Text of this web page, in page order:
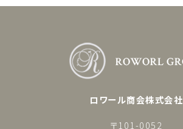
ロワール商会株式会社
〒101-0052